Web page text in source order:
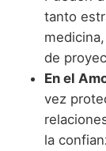
tanto
de
En el
vez
la